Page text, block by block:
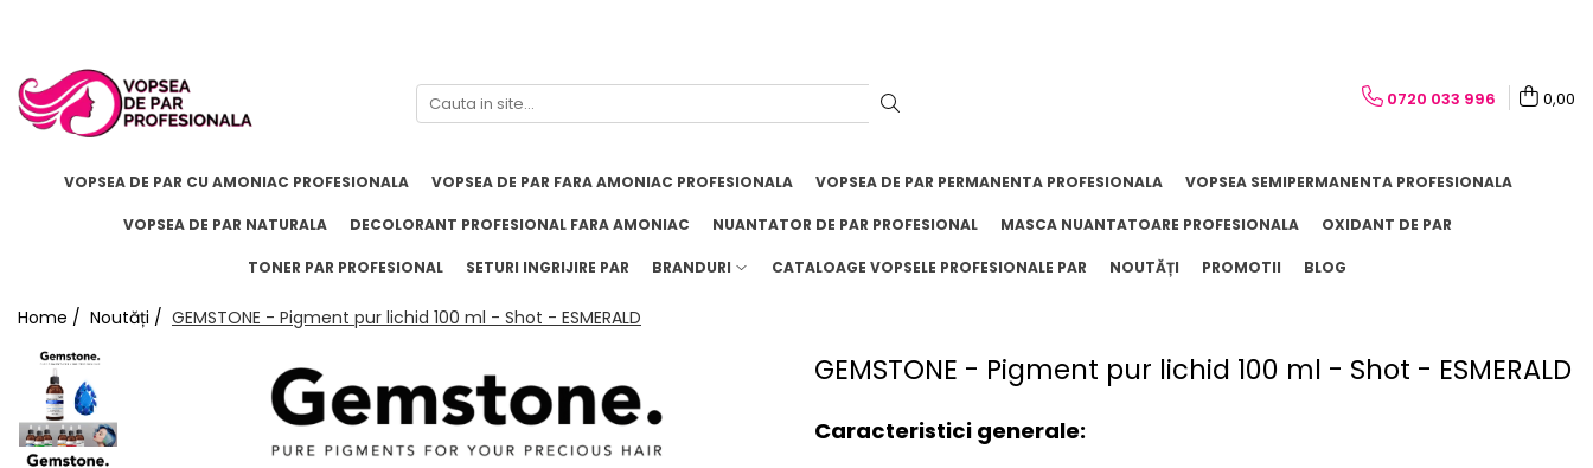
Branduri
Pro.Co
0720 033 996 0,00
VOPSEA DE PAR CU AMONIAC PROFESIONALA VOPSEA DE PAR FARA AMONIAC PROFESIONALA VOPSEA DE PAR PERMANENTA PROFESIONALA VOPSEA SEMIPERMANENTA PROFESIONALA
VOPSEA DE PAR NATURALA DECOLORANT PROFESIONAL FARA AMONIAC NUANTATOR DE PAR PROFESIONAL MASCA NUANTATOARE PROFESIONALA OXIDANT DE PAR
TONER PAR PROFESIONAL SETURI INGRIJIRE PAR BRANDURI CATALOAGE VOPSELE PROFESIONALE PAR NOUTĂȚI PROMOTII BLOG
Home / Noutăți / GEMSTONE - Pigment pur lichid 100 ml - Shot - ESMERALD
GEMSTONE - Pigment pur lichid 100 ml - Shot - ESMERALD
Caracteristici generale: